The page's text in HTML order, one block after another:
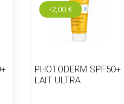
PHOTODERM SPF50+
LAIT ULTRA
-2,00 €